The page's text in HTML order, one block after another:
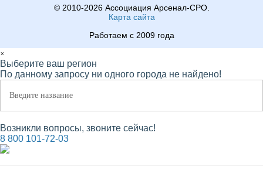
© 2010-2026 Ассоциация Арсенал-СРО.
Карта сайта
Работаем с 2009 года
×
Выберите ваш регион
По данному запросу ни одного города не найдено!
Возникли вопросы, звоните сейчас!
8 800 101-72-03